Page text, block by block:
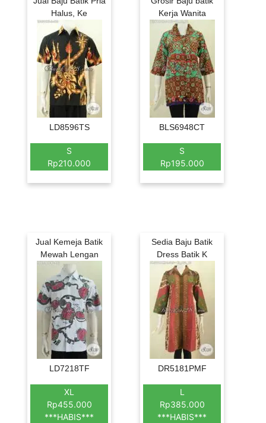
Halus, Ke
LD8596TS
S
Rp210.000
Kerja Wanita
BLS6948CT
S
Rp195.000
Jual Kemeja Batik
Mewah Lengan
LD7218TF
XL
Rp455.000
***HABIS***
Sedia Baju Batik
Dress Batik K
DR5181PMF
L
Rp385.000
***HABIS***